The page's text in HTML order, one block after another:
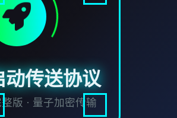
动传送协议
版 · 量子加密传输